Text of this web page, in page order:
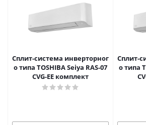
Сплит-система инверторног
о типа TOSHIBA Seiya RAS-07
CVG-EE комплект
Сплит-
о типа